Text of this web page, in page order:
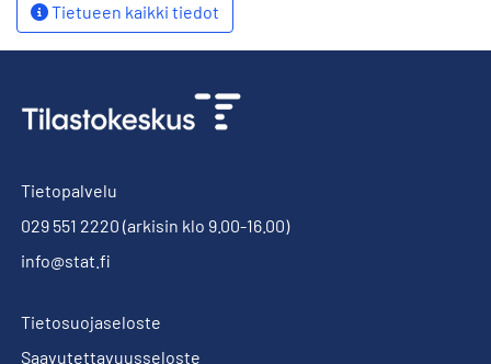
Tietueen kaikki tiedot
Tietopalvelu
029 551 2220 (arkisin klo 9.00-16.00)
info@stat.fi
Tietosuojaseloste
Saavutettavuusseloste